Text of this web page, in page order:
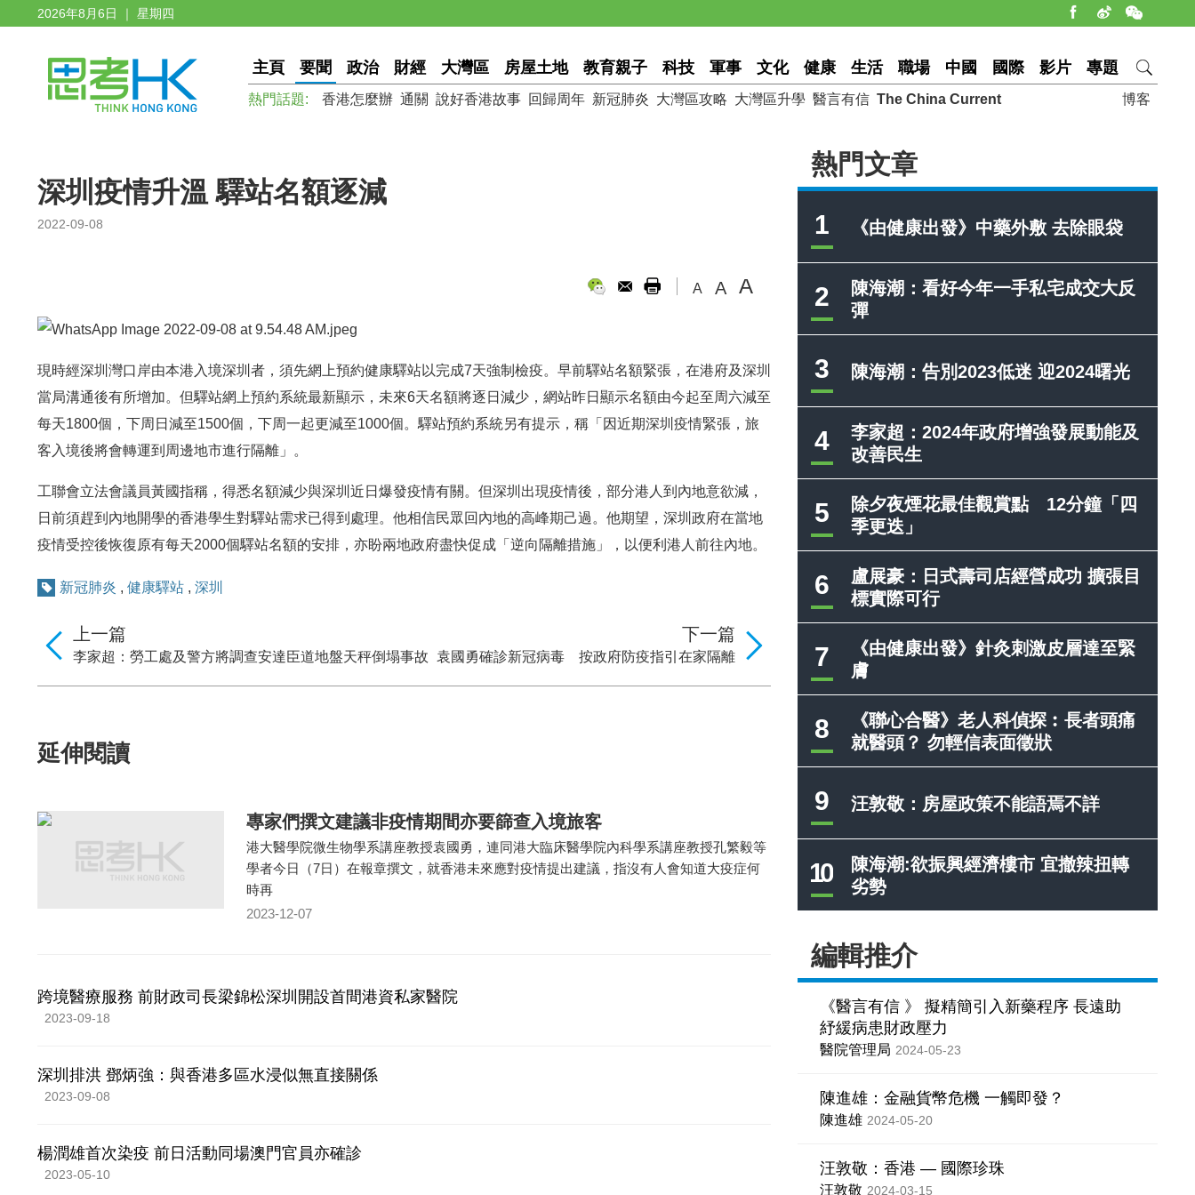
2026年8月6日 ｜ 星期四
主頁 要聞 政治 財經 大灣區 房屋土地 教育親子 科技 軍事 文化 健康 生活 職場 中國 國際 影片 專題
博客
熱門話題: 香港怎麼辦 通關 說好香港故事 回歸周年 新冠肺炎 大灣區攻略 大灣區升學 醫言有信 The China Current
熱門文章
1 《由健康出發》中藥外敷 去除眼袋
2
陳海潮：看好今年一手私宅成交大反
彈
3 陳海潮：告別2023低迷 迎2024曙光
4
李家超：2024年政府增強發展動能及
改善民生
5
除夕夜煙花最佳觀賞點 12分鐘「四
季更迭」
6
盧展豪：日式壽司店經營成功 擴張目
標實際可行
7
《由健康出發》針灸刺激皮層達至緊
膚
8
《聯心合醫》老人科偵探︰長者頭痛
就醫頭？ 勿輕信表面徵狀
9 汪敦敬：房屋政策不能語焉不詳
10
陳海潮:欲振興經濟樓市 宜撤辣扭轉
劣勢
編輯推介
《醫言有信 》 擬精簡引入新藥程序 長遠助
紓緩病患財政壓力
醫院管理局 2024-05-23
陳進雄：金融貨幣危機 一觸即發？
陳進雄 2024-05-20
汪敦敬：香港 — 國際珍珠
汪敦敬 2024-03-15
深圳疫情升溫 驛站名額逐減
2022-09-08
A A A
現時經深圳灣口岸由本港入境深圳者，須先網上預約健康驛站以完成7天強制檢疫。早前驛站名額緊張，在港府及深圳
當局溝通後有所增加。但驛站網上預約系統最新顯示，未來6天名額將逐日減少，網站昨日顯示名額由今起至周六減至
每天1800個，下周日減至1500個，下周一起更減至1000個。驛站預約系統另有提示，稱「因近期深圳疫情緊張，旅
客入境後將會轉運到周邊地市進行隔離」。
工聯會立法會議員黃國指稱，得悉名額減少與深圳近日爆發疫情有關。但深圳出現疫情後，部分港人到內地意欲減，
日前須趕到內地開學的香港學生對驛站需求已得到處理。他相信民眾回內地的高峰期己過。他期望，深圳政府在當地
疫情受控後恢復原有每天2000個驛站名額的安排，亦盼兩地政府盡快促成「逆向隔離措施」，以便利港人前往內地。
新冠肺炎 , 健康驛站 , 深圳
下一篇
袁國勇確診新冠病毒 按政府防疫指引在家隔離
上一篇
李家超：勞工處及警方將調查安達臣道地盤天秤倒塌事故
延伸閱讀
專家們撰文建議非疫情期間亦要篩查入境旅客
港大醫學院微生物學系講座教授袁國勇，連同港大臨床醫學院內科學系講座教授孔繁毅等
學者今日（7日）在報章撰文，就香港未來應對疫情提出建議，指沒有人會知道大疫症何
時再
2023-12-07
跨境醫療服務 前財政司長梁錦松深圳開設首間港資私家醫院
2023-09-18
深圳排洪 鄧炳強：與香港多區水浸似無直接關係
2023-09-08
楊潤雄首次染疫 前日活動同場澳門官員亦確診
2023-05-10